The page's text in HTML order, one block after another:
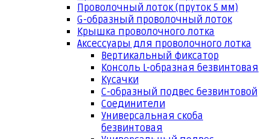
Проволочный лоток (пруток 5 мм)
G-образный проволочный лоток
Крышка проволочного лотка
Аксессуары для проволочного лотка
Вертикальный фиксатор
Консоль L-образная безвинтовая
Кусачки
С-образный подвес безвинтовой
Соединители
Универсальная скоба
безвинтовая